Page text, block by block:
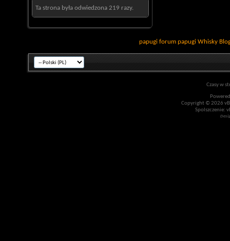
Ta strona była odwiedzona 219 razy.
papugi forum papugi Whisky
Czasy w
Copyright © 2026
Spolszczenie: